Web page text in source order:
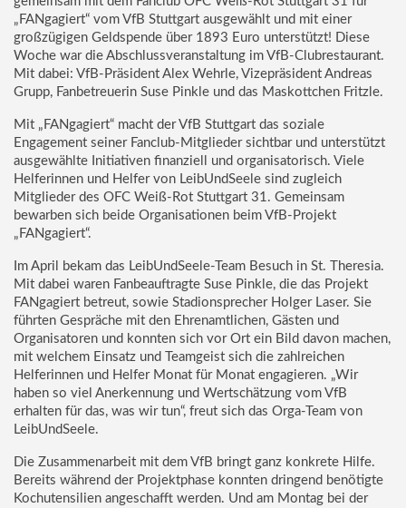
„FANgagiert“ vom VfB Stuttgart ausgewählt und mit einer
großzügigen Geldspende über 1893 Euro unterstützt! Diese
Woche war die Abschlussveranstaltung im VfB-Clubrestaurant.
Mit dabei: VfB-Präsident Alex Wehrle, Vizepräsident Andreas
Grupp, Fanbetreuerin Suse Pinkle und das Maskottchen Fritzle.
Mit „FANgagiert“ macht der VfB Stuttgart das soziale
Engagement seiner Fanclub-Mitglieder sichtbar und unterstützt
ausgewählte Initiativen finanziell und organisatorisch. Viele
Helferinnen und Helfer von LeibUndSeele sind zugleich
Mitglieder des OFC Weiß-Rot Stuttgart 31. Gemeinsam
bewarben sich beide Organisationen beim VfB-Projekt
„FANgagiert“.
Im April bekam das LeibUndSeele-Team Besuch in St. Theresia.
Mit dabei waren Fanbeauftragte Suse Pinkle, die das Projekt
FANgagiert betreut, sowie Stadionsprecher Holger Laser. Sie
führten Gespräche mit den Ehrenamtlichen, Gästen und
Organisatoren und konnten sich vor Ort ein Bild davon machen,
mit welchem Einsatz und Teamgeist sich die zahlreichen
Helferinnen und Helfer Monat für Monat engagieren. „Wir
haben so viel Anerkennung und Wertschätzung vom VfB
erhalten für das, was wir tun“, freut sich das Orga-Team von
LeibUndSeele.
Die Zusammenarbeit mit dem VfB bringt ganz konkrete Hilfe.
Bereits während der Projektphase konnten dringend benötigte
Kochutensilien angeschafft werden. Und am Montag bei der